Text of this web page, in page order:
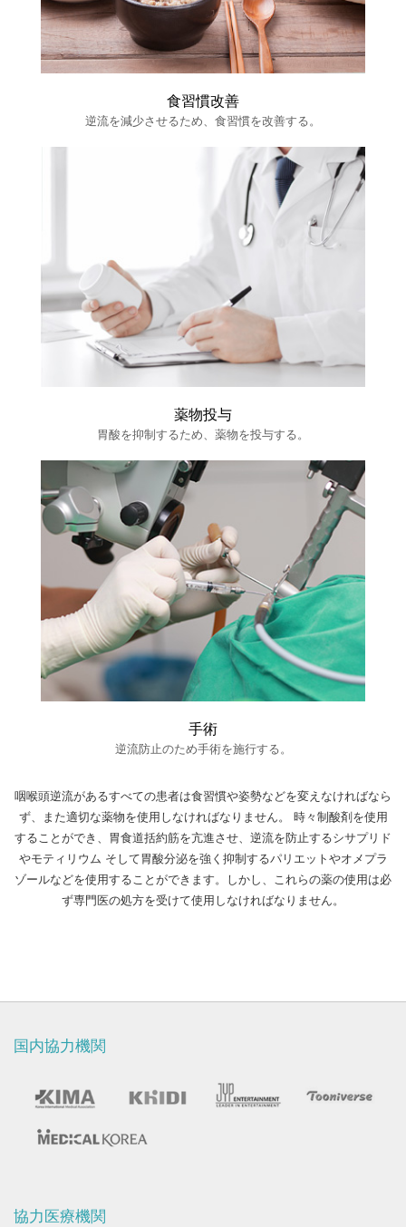
食習慣改善
逆流を減少させるため、食習慣を改善する。
薬物投与
胃酸を抑制するため、薬物を投与する。
手術
逆流防止のため手術を施行する。
咽喉頭逆流があるすべての患者は食習慣や姿勢などを変えなければなら
ず、また適切な薬物を使用しなければなりません。
時々制酸剤を使用
することができ、胃食道括約筋を亢進させ、逆流を防止するシサプリド
やモティリウム そして胃酸分泌を強く抑制するパリエットやオメプラ
ゾールなどを使用することができます。しかし、これらの薬の使用は必
ず専門医の処方を受けて使用しなければなりません。
国内協力機関
協力医療機関